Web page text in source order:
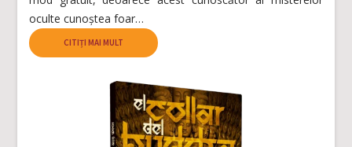
oculte cunoștea foar…
CITIȚI MAI MULT